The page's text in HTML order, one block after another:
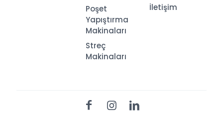
Poşet
Yapıştırma
Makinaları
Streç
Makinaları
İletişim